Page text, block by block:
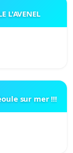
L'AVENEL
sur mer !!!